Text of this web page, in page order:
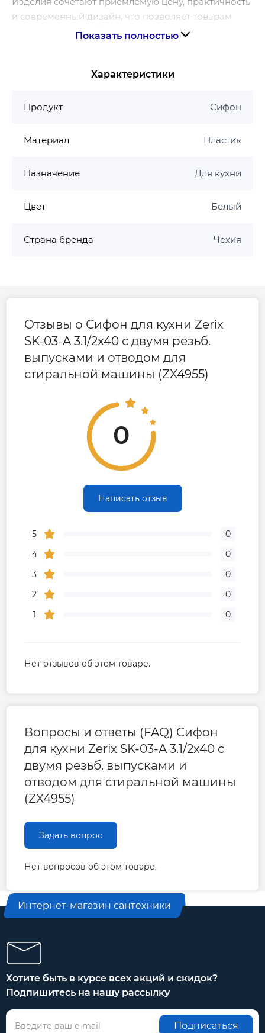
и современный дизайн, что позволяет товарам
оставаться востребованными на рынке сантехники
Показать полностью
Характеристики
Продукт Сифон
Материал Пластик
Назначение Для кухни
Цвет Белый
Страна бренда Чехия
Отзывы о Сифон для кухни Zerix
SK-03-A 3.1/2x40 с двумя резьб.
выпусками и отводом для
стиральной машины (ZX4955)
0
Написать отзыв
5
0
4
0
3
0
2
0
1
0
Нет отзывов об этом товаре.
Вопросы и ответы (FAQ) Сифон
для кухни Zerix SK-03-A 3.1/2x40 с
двумя резьб. выпусками и
отводом для стиральной машины
(ZX4955)
Задать вопрос
Нет вопросов об этом товаре.
Интернет-магазин сантехники
Хотите быть в курсе всех акций и скидок?
Подпишитесь на нашу рассылку
Подписаться